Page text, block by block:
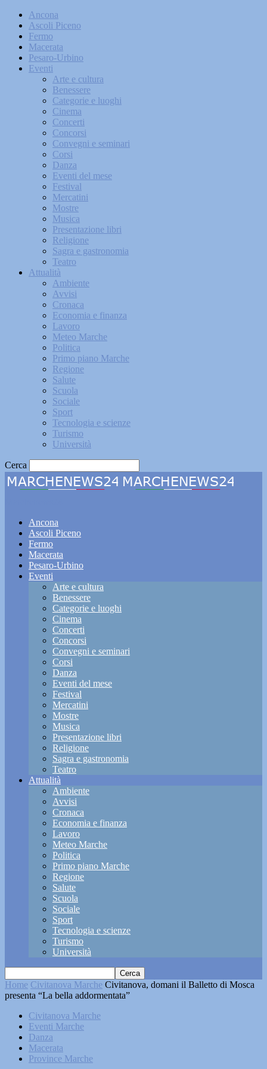
Ancona
Ascoli Piceno
Fermo
Macerata
Pesaro-Urbino
Eventi
Arte e cultura
Benessere
Categorie e luoghi
Cinema
Concerti
Concorsi
Convegni e seminari
Corsi
Danza
Eventi del mese
Festival
Mercatini
Mostre
Musica
Presentazione libri
Religione
Sagra e gastronomia
Teatro
Attualità
Ambiente
Avvisi
Cronaca
Economia e finanza
Lavoro
Meteo Marche
Politica
Primo piano Marche
Regione
Salute
Scuola
Sociale
Sport
Tecnologia e scienze
Turismo
Università
Cerca
Ancona
Ascoli Piceno
Fermo
Macerata
Pesaro-Urbino
Eventi
Arte e cultura
Benessere
Categorie e luoghi
Cinema
Concerti
Concorsi
Convegni e seminari
Corsi
Danza
Eventi del mese
Festival
Mercatini
Mostre
Musica
Presentazione libri
Religione
Sagra e gastronomia
Teatro
Attualità
Ambiente
Avvisi
Cronaca
Economia e finanza
Lavoro
Meteo Marche
Politica
Primo piano Marche
Regione
Salute
Scuola
Sociale
Sport
Tecnologia e scienze
Turismo
Università
Home Civitanova Marche Civitanova, domani il Balletto di Mosca
presenta “La bella addormentata”
Civitanova Marche
Eventi Marche
Danza
Macerata
Province Marche